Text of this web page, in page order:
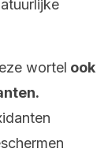
wortel ook